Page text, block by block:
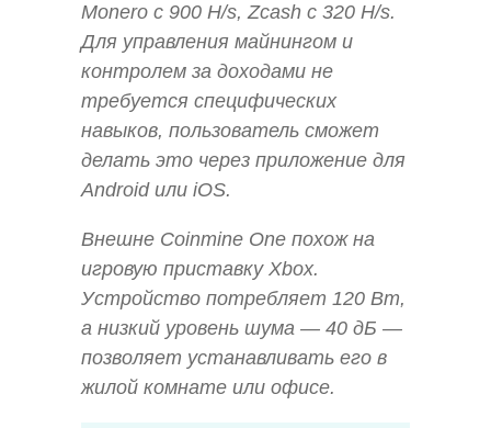
Monero с 900 H/s, Zcash с 320 H/s.
Для управления майнингом и
контролем за доходами не
требуется специфических
навыков, пользователь сможет
делать это через приложение для
Android или iOS.
Внешне Coinmine One похож на
игровую приставку Xbox.
Устройство потребляет 120 Вт,
а низкий уровень шума — 40 дБ —
позволяет устанавливать его в
жилой комнате или офисе.